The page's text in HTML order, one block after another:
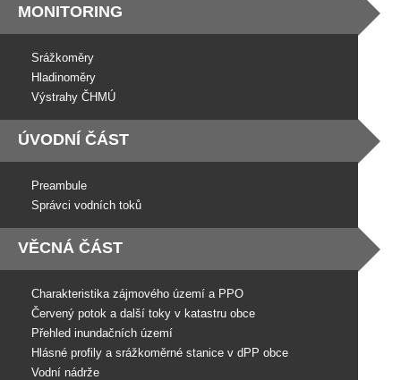
MONITORING
Srážkoměry
Hladinoměry
Výstrahy ČHMÚ
ÚVODNÍ ČÁST
Preambule
Správci vodních toků
VĚCNÁ ČÁST
Charakteristika zájmového území a PPO
Červený potok a další toky v katastru obce
Přehled inundačních území
Hlásné profily a srážkoměrné stanice v dPP obce
Vodní nádrže